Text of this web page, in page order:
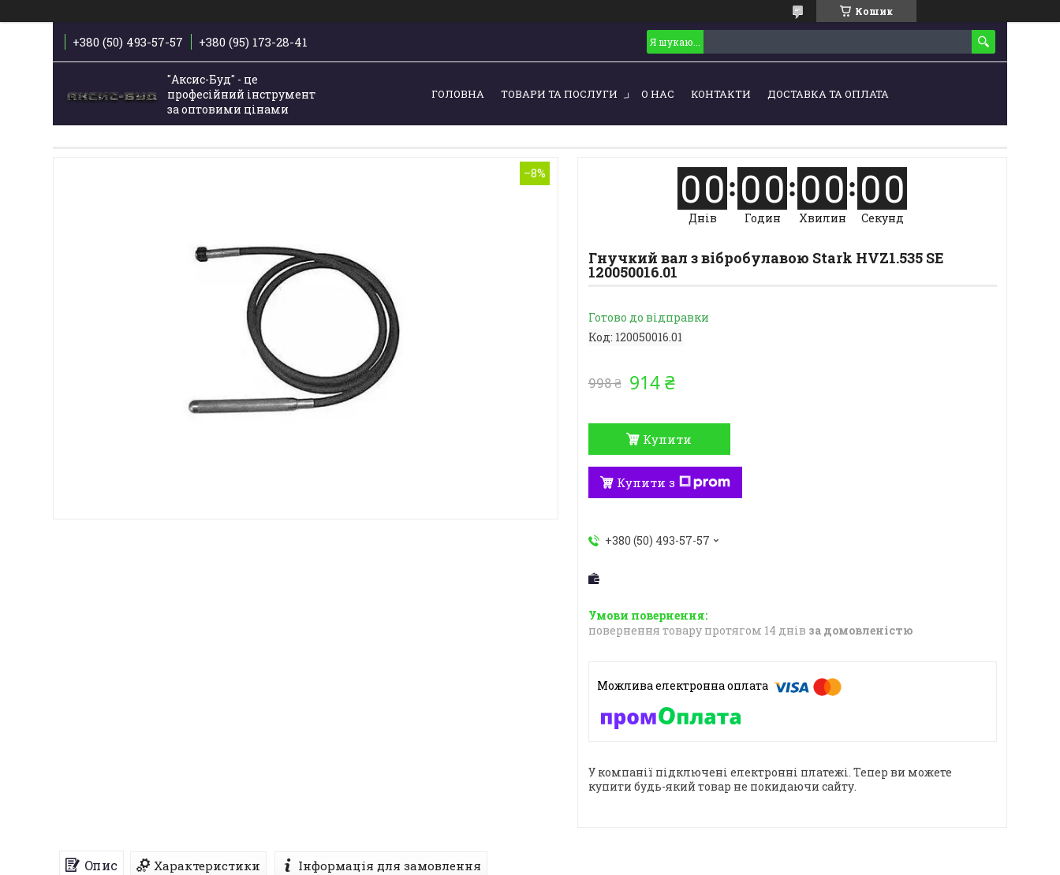
Кошик
+380 (50) 493-57-57 +380 (95) 173-28-41
"Аксис-Буд" - це
професійний інструмент
за оптовими цінами
ГОЛОВНА ТОВАРИ ТА ПОСЛУГИ О НАС КОНТАКТИ ДОСТАВКА ТА ОПЛАТА
–8% 00
Днів
00
Годин
00
Хвилин
00
Секунд
Гнучкий вал з вібробулавою Stark HVZ1.535 SE
120050016.01
Готово до відправки
Код: 120050016.01
998 ₴ 914 ₴
Купити
Купити з
+380 (50) 493-57-57
повернення товару протягом 14 днів за домовленістю
У компанії підключені електронні платежі. Тепер ви можете
купити будь-який товар не покидаючи сайту.
Опис Характеристики Інформація для замовлення